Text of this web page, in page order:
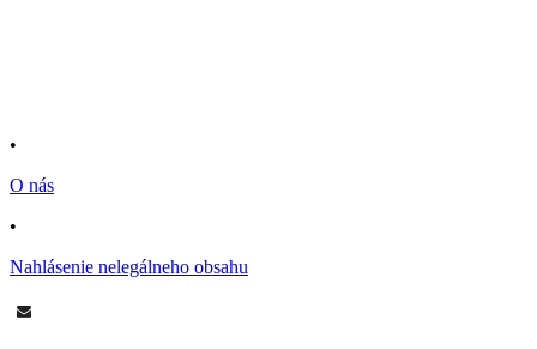
•
O nás
•
Nahlásenie nelegálneho obsahu